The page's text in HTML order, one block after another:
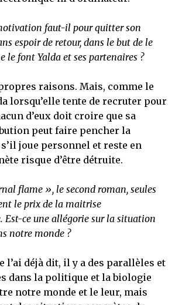
faut-il pour quitter son
espoir de retour, dans le but de le
le font Yalda et ses partenaires ?
raisons. Mais, comme le
lorsqu’elle tente de recruter pour
d’eux doit croire que sa
peut faire pencher la
joue personnel et reste en
risque d’être détruite.
flame », le second roman, seules
le prix de la maitrise
Est-ce une allégorie sur la situation
notre monde ?
l’ai déjà dit, il y a des parallèles et
dans la politique et la biologie
notre monde et le leur, mais